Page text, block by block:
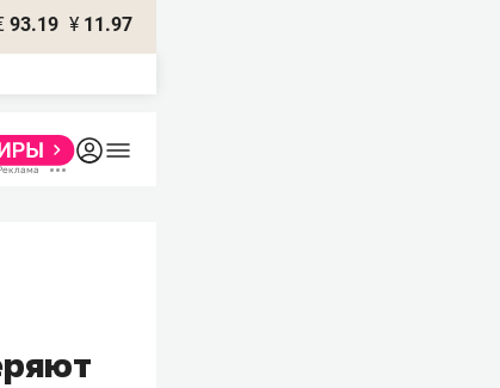
93.19 ¥ 11.97